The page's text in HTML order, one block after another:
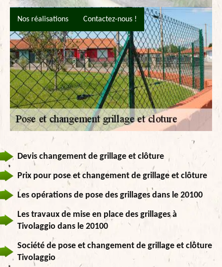
Nos réalisations Contactez-nous !
Devis changement de grillage et clôture
Prix pour pose et changement de grillage et clôture
Les opérations de pose des grillages dans le 20100
Les travaux de mise en place des grillages à
Tivolaggio dans le 20100
Société de pose et changement de grillage et clôture
Tivolaggio